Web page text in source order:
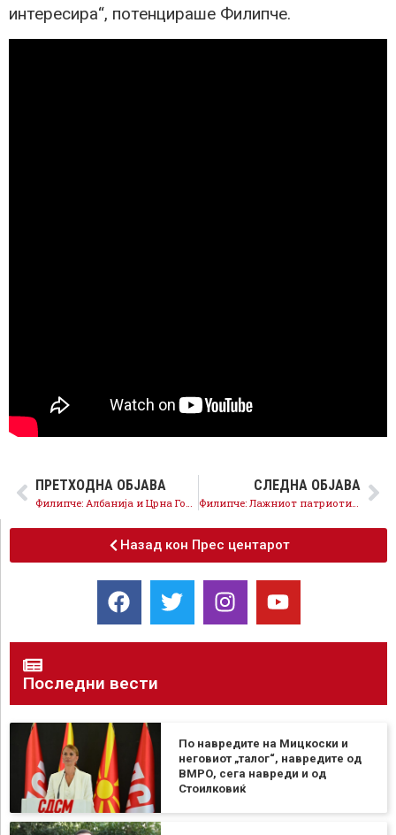
интересира“, потенцираше Филипче.
ПРЕТХОДНА ОБЈАВА СЛЕДНА ОБЈАВА
Филипче: Лажниот патриотизам на Мицкоски ја остава Македонија сама и изолирана
Назад кон Прес центарот
Последни вести
По навредите на Мицкоски и
неговиот „талог“, навредите од
ВМРО, сега навреди и од
Стоилковиќ